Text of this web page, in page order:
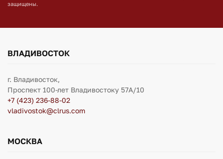
защищены.
ВЛАДИВОСТОК
г. Владивосток,
Проспект 100-лет Владивостоку 57А/10
+7 (423) 236-88-02
vladivostok@clrus.com
МОСКВА